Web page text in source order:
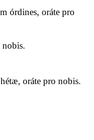
órdines, oráte pro
nobis.
oráte pro nobis.